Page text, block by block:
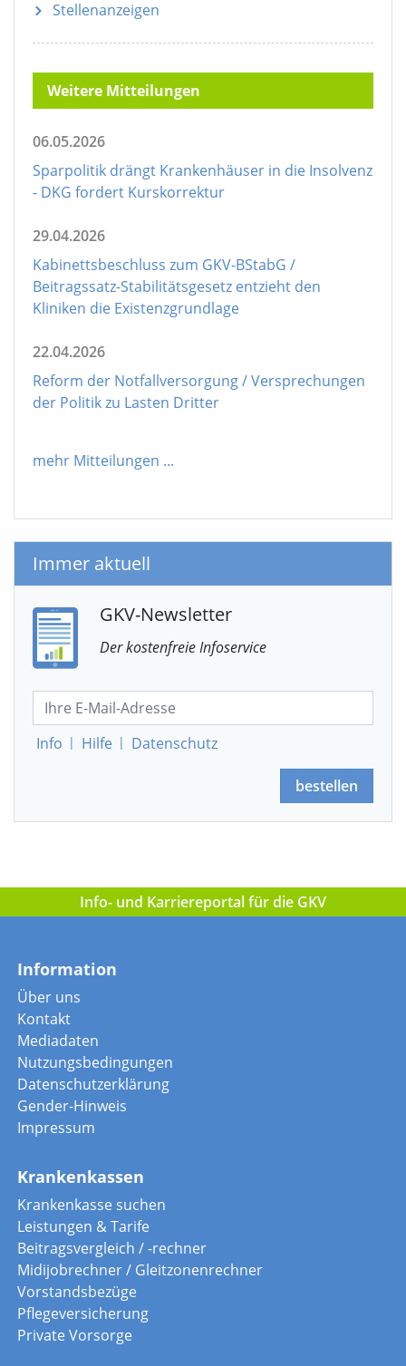
Stellenanzeigen
Weitere Mitteilungen
06.05.2026
Sparpolitik drängt Krankenhäuser in die Insolvenz
- DKG fordert Kurskorrektur
29.04.2026
Kabinettsbeschluss zum GKV-BStabG /
Beitragssatz-Stabilitätsgesetz entzieht den
Kliniken die Existenzgrundlage
22.04.2026
Reform der Notfallversorgung / Versprechungen
der Politik zu Lasten Dritter
mehr Mitteilungen ...
Immer aktuell
GKV-Newsletter
Der kostenfreie Infoservice
Info | Hilfe | Datenschutz
bestellen
Info- und Karriereportal für die GKV
Information
Über uns
Kontakt
Mediadaten
Nutzungsbedingungen
Datenschutzerklärung
Gender-Hinweis
Impressum
Krankenkassen
Krankenkasse suchen
Leistungen & Tarife
Beitragsvergleich / -rechner
Midijobrechner / Gleitzonenrechner
Vorstandsbezüge
Pflegeversicherung
Private Vorsorge